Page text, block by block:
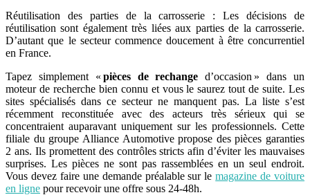
Réutilisation des parties de la carrosserie : Les décisions de
réutilisation sont également très liées aux parties de la carrosserie.
D’autant que le secteur commence doucement à être concurrentiel
en France.
Tapez simplement « pièces de rechange d’occasion » dans un
moteur de recherche bien connu et vous le saurez tout de suite. Les
sites spécialisés dans ce secteur ne manquent pas. La liste s’est
récemment reconstituée avec des acteurs très sérieux qui se
concentraient auparavant uniquement sur les professionnels. Cette
filiale du groupe Alliance Automotive propose des pièces garanties
2 ans. Ils promettent des contrôles stricts afin d’éviter les mauvaises
surprises. Les pièces ne sont pas rassemblées en un seul endroit.
Vous devez faire une demande préalable sur lemagazine de voiture
en ligne pour recevoir une offre sous 24-48h.